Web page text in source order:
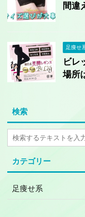
間違
足痩せ
ビレ
場所
検索
カテゴリー
足痩せ系